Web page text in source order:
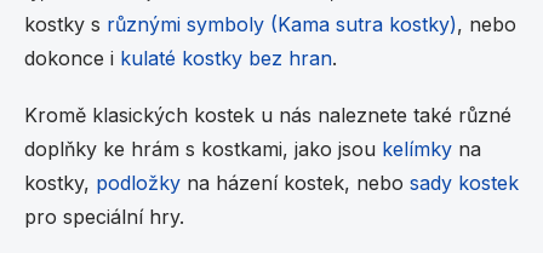
p
i
s
kostky s různými symboly (Kama sutra kostky), nebo
dokonce i kulaté kostky bez hran.
Kromě klasických kostek u nás naleznete také různé
doplňky ke hrám s kostkami, jako jsou kelímky na
kostky, podložky na házení kostek, nebo sady kostek
pro speciální hry.